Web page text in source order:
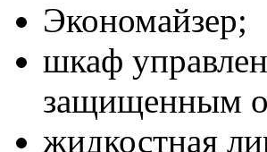
Экономайзер;
шкаф
защищенным
жидкостная